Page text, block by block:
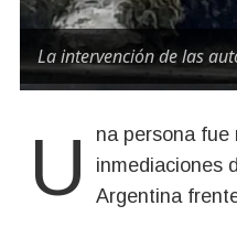
La intervención de las
Una persona fue rescatada este martes por la tarde de las aguas del lago Nahuel Huapi, en las
inmediaciones
Argentina